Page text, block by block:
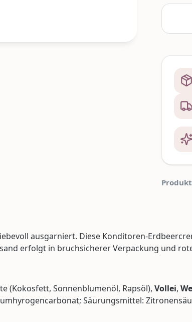
ausgarniert. Diese Konditoren-
erfolgt in bruchsicherer Verpackung und
(Kokosfett, Sonnenblumenöl, Rapsöl), Vollei,
Säurungsmittel: